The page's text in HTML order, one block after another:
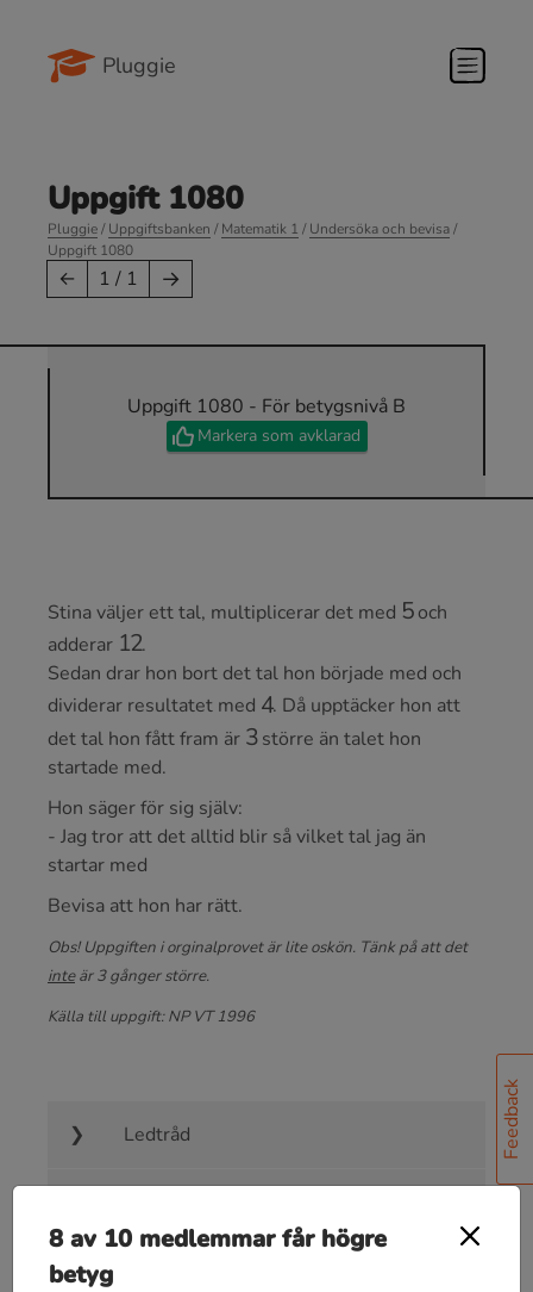
Pluggie
Feedback
Uppgift 1080
Pluggie/Uppgiftsbanken /Matematik 1 /Undersöka och bevisa/
Uppgift 1080
← 1 / 1 →
Uppgift 1080 - För betygsnivå B
Markera som avklarad
Stina väljer ett tal, multiplicerar det med
5
och
adderar
12
.
Sedan drar hon bort det tal hon började med och
dividerar resultatet med
4
. Då upptäcker hon att
det tal hon fått fram är
3
större än talet hon
startade med.
Hon säger för sig själv:
- Jag tror att det alltid blir så vilket tal jag än
startar med
Bevisa att hon har rätt.
Obs! Uppgiften i orginalprovet är lite oskön. Tänk på att det
inteär 3 gånger större.
Källa till uppgift: NP VT 1996
Ledtråd
8 av 10 medlemmar får högre
betyg